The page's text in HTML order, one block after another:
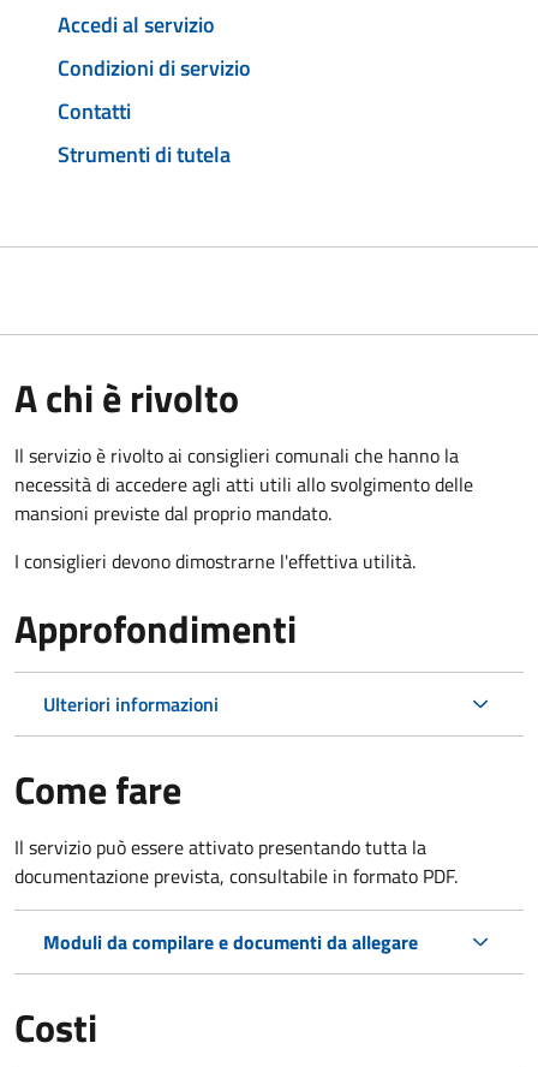
Accedi al servizio
Condizioni di servizio
Contatti
Strumenti di tutela
A chi è rivolto
Il servizio è rivolto ai consiglieri comunali che hanno la
necessità di accedere agli atti utili allo svolgimento delle
mansioni previste dal proprio mandato.
I consiglieri devono dimostrarne l'effettiva utilità.
Approfondimenti
Ulteriori informazioni
Come fare
Il servizio può essere attivato presentando tutta la
documentazione prevista, consultabile in formato PDF.
Moduli da compilare e documenti da allegare
Costi